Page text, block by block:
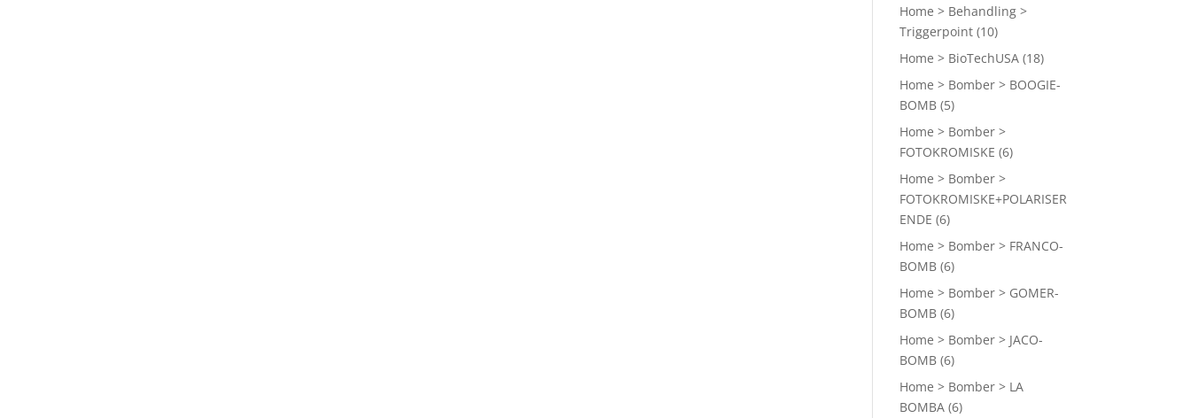
Home > Behandling >
Triggerpoint (10)
Home > BioTechUSA (18)
Home > Bomber > BOOGIE-
BOMB (5)
Home > Bomber >
FOTOKROMISKE (6)
Home > Bomber >
FOTOKROMISKE+POLARISER
ENDE (6)
Home > Bomber > FRANCO-
BOMB (6)
Home > Bomber > GOMER-
BOMB (6)
Home > Bomber > JACO-
BOMB (6)
Home > Bomber > LA
BOMBA (6)